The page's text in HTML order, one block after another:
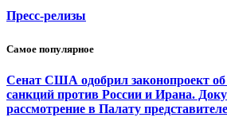
Пресс-релизы
Самое популярное
Сенат США одобрил законопроект об
санкций против России и Ирана.
рассмотрение в Палату